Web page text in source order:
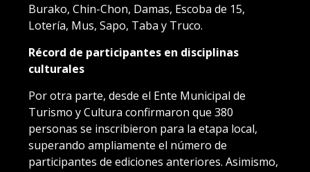
Burako, Chin-Chon, Damas, Escoba de 15,
Lotería, Mus, Sapo, Taba y Truco.
Récord de participantes en disciplinas
culturales
Por otra parte, desde el Ente Municipal de
Turismo y Cultura confirmaron que 380
personas se inscribieron para la etapa local,
superando ampliamente el número de
participantes de ediciones anteriores. Asimismo,